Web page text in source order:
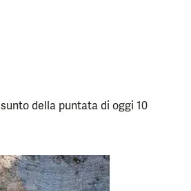
della puntata di oggi 10